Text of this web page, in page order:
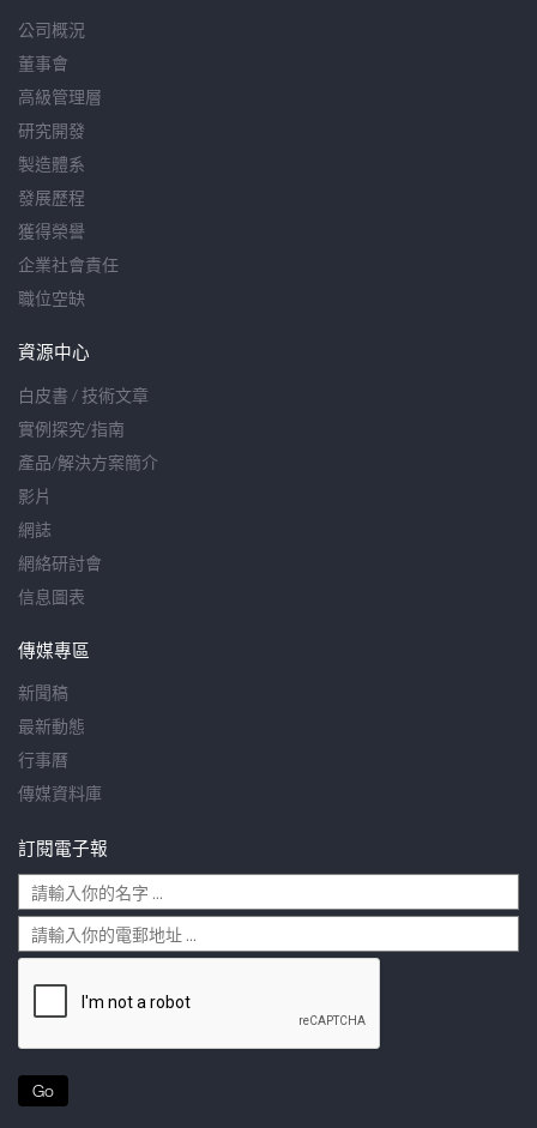
公司概況
董事會
高級管理層
研究開發
製造體系
發展歷程
獲得榮譽
企業社會責任
職位空缺
資源中心
白皮書 / 技術文章
實例探究/指南
產品/解決方案簡介
影片
網誌
網絡研討會
信息圖表
傳媒專區
新聞稿
最新動態
行事曆
傳媒資料庫
訂閱電子報
Go